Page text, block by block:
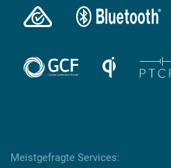
Meistgefragte Services: